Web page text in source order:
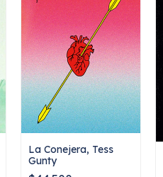
La Conejera, Tess
Gunty